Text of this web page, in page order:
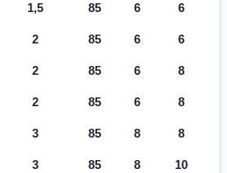
1,5 85 6 6
2 85 6 6
2 85 6 8
2 85 6 8
3 85 8 8
3 85 8 10